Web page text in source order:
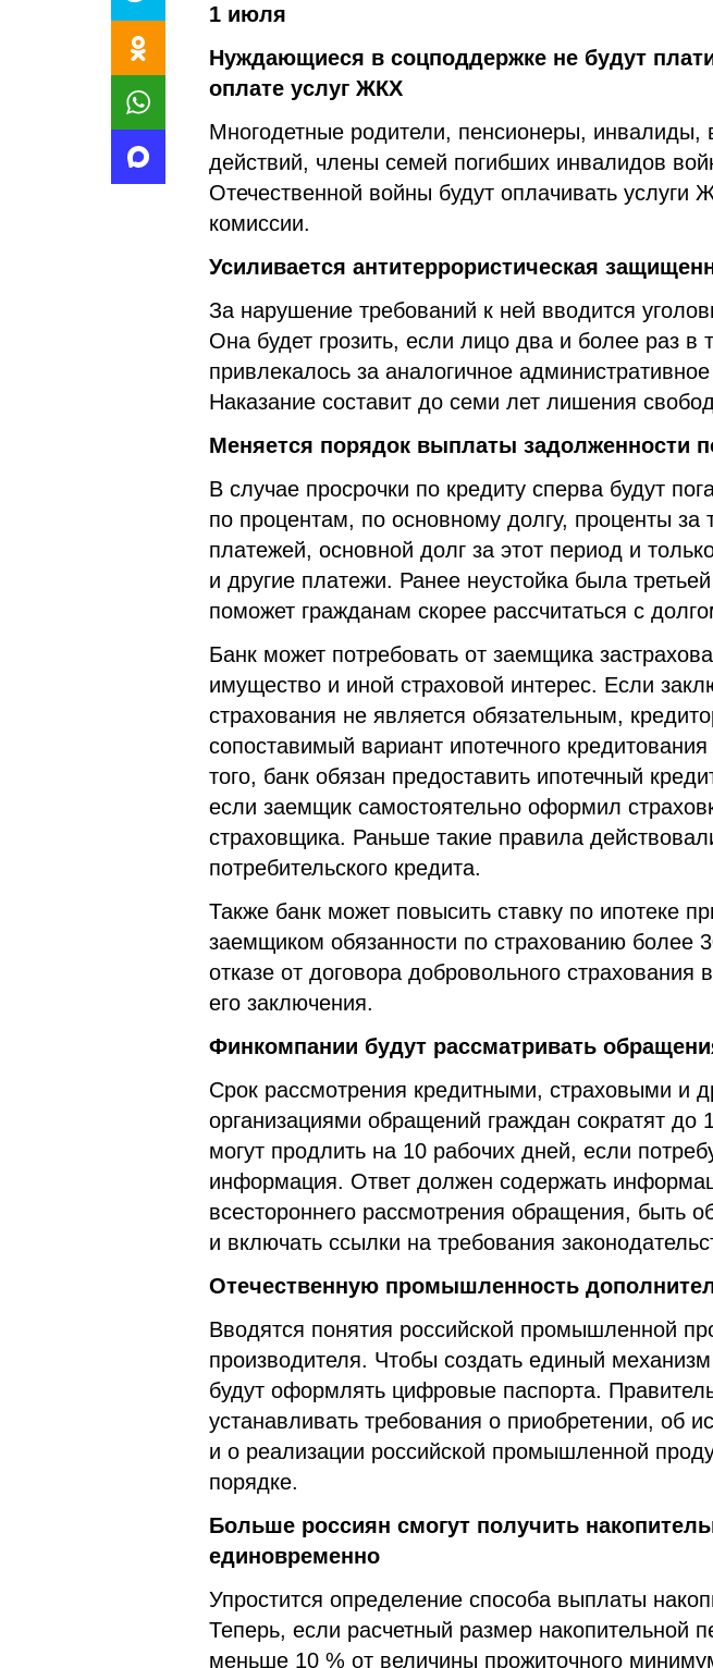
1 июля
Нуждающиеся в соцподдержке не будут
оплате услуг ЖКХ
Многодетные родители, пенсионеры, инвалиды,
действий, члены семей погибших инвалидов
Отечественной войны будут оплачивать услуги
комиссии.
Усиливается антитеррористическая
За нарушение требований к ней вводится
Она будет грозить, если лицо два и более раз в
привлекалось за аналогичное
Наказание составит до семи лет лишения
Меняется порядок выплаты задолженности
В случае просрочки по кредиту сперва будут
по процентам, по основному долгу, проценты за
платежей, основной долг за этот период и
и другие платежи. Ранее неустойка была
поможет гражданам скорее рассчитаться с
Банк может потребовать от заемщика
имущество и иной страховой интерес. Если
страхования не является обязательным,
сопоставимый вариант ипотечного
того, банк обязан предоставить ипотечный
если заемщик самостоятельно оформил
страховщика. Раньше такие правила
потребительского кредита.
Также банк может повысить ставку по ипотеке
заемщиком обязанности по страхованию более
отказе от договора добровольного страхования
его заключения.
Финкомпании будут рассматривать
Срок рассмотрения кредитными, страховыми и
организациями обращений граждан сократят до
могут продлить на 10 рабочих дней, если
информация. Ответ должен содержать
всестороннего рассмотрения обращения, быть
и включать ссылки на требования
Отечественную промышленность
Вводятся понятия российской промышленной
производителя. Чтобы создать единый
будут оформлять цифровые паспорта.
устанавливать требования о приобретении, об
и о реализации российской промышленной
порядке.
Больше россиян смогут получить
единовременно
Упростится определение способа выплаты
Теперь, если расчетный размер накопительной
меньше 10 % от величины прожиточного